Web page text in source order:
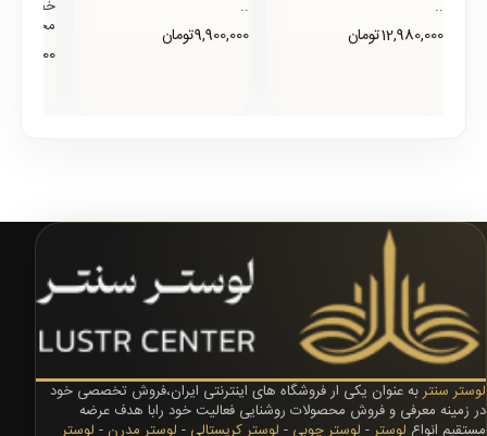
..
12,980,000تومان
..
9,900,000تومان
تنظیم از 30 تا 100 سانتیم..
لوستر سنتربه عنوان یکی ار فروشگاه های اینترنتی ایران،فروش تخصصی خود
در زمینه معرفی و فروش محصولات روشنایی فعالیت خود رابا هدف عرضه
مستقیم انواع لوستر- لوستر چوبی - لوستر کریستالی - لوستر مدرن - لوستر